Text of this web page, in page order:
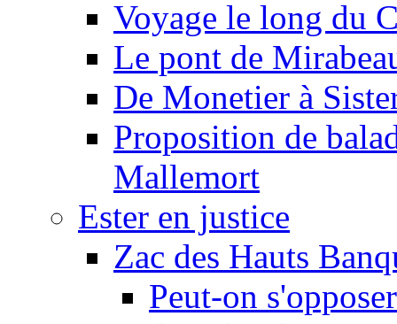
Voyage le long du
Le pont de
De Monetier à
Proposition de
Mallemort
Ester en justice
Zac des Hauts
Peut-on